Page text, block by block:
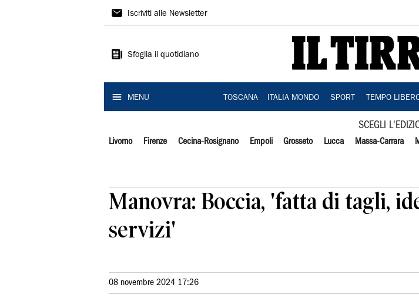
Il
Iscriviti alle Newsletter
Sfoglia il quotidiano
MENU TOSCANA ITALIA MONDO SPORT TEMPO
SCEGLI
Livorno Firenze Cecina-Rosignano Empoli Grosseto Lucca Massa-Carrara
Manovra: Boccia, 'fatta di tagli,
servizi'
08 novembre 2024 17:26